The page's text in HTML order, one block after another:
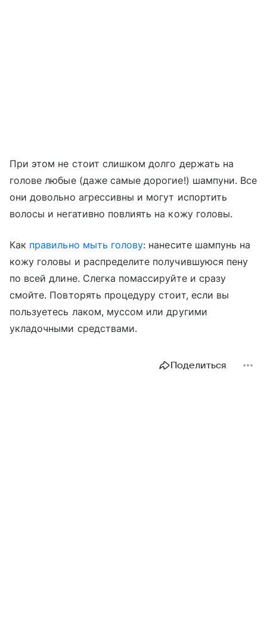
При этом не стоит слишком долго держать на
голове любые (даже самые дорогие!) шампуни. Все
они довольно агрессивны и могут испортить
волосы и негативно повлиять на кожу головы.
Как правильно мыть голову: нанесите шампунь на
кожу головы и распределите получившуюся пену
по всей длине. Слегка помассируйте и сразу
смойте. Повторять процедуру стоит, если вы
пользуетесь лаком, муссом или другими
укладочными средствами.
Поделиться